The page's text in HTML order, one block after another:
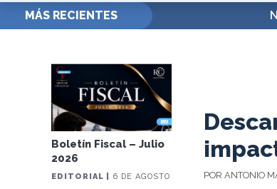
MÁS RECIENTES
Boletín Fiscal – Julio
2026
EDITORIAL | 6 DE AGOSTO POR ANTONIO